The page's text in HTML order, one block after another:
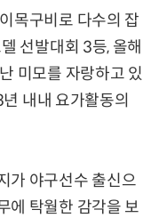
목구비로 다수의 잡
선발대회 3등, 올해
미모를 자랑하고 있
내내 요가활동의
가 야구선수 출신으
에 탁월한 감각을 보